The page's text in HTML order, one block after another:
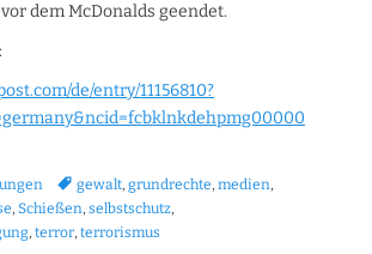
dem McDonalds geendet.
de/entry/11156810?
Tagsgewalt, grundrechte, medien,
, Schießen, selbstschutz,
, terror, terrorismus